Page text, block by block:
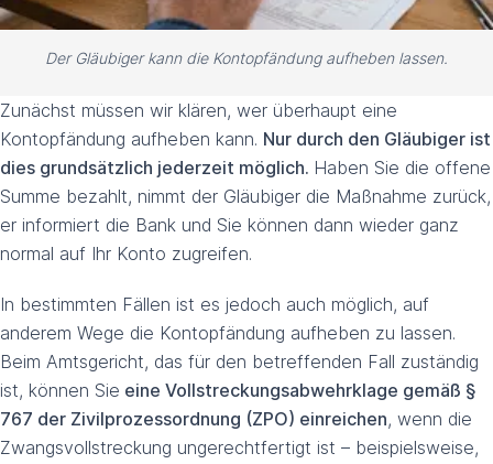
Der Gläubiger kann die Kontopfändung aufheben lassen.
Zunächst müssen wir klären, wer überhaupt eine
Kontopfändung aufheben kann. Nur durch den Gläubiger ist
dies grundsätzlich jederzeit möglich. Haben Sie die offene
Summe bezahlt, nimmt der Gläubiger die Maßnahme zurück,
er informiert die Bank und Sie können dann wieder ganz
normal auf Ihr Konto zugreifen.
In bestimmten Fällen ist es jedoch auch möglich, auf
anderem Wege die Kontopfändung aufheben zu lassen.
Beim Amtsgericht, das für den betreffenden Fall zuständig
ist, können Sie eine Vollstreckungsabwehrklage gemäß §
767 der Zivilprozessordnung (ZPO) einreichen, wenn die
Zwangsvollstreckung ungerechtfertigt ist – beispielsweise,